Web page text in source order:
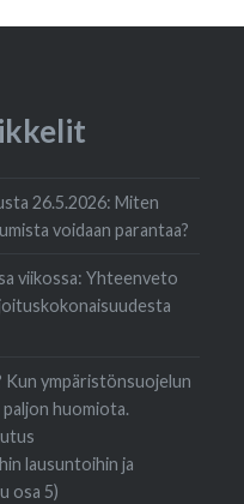
26.5.2026: Miten
voidaan parantaa?
viikossa: Yhteenveto
Kun ympäristönsuojelun
huomiota.
lausuntoihin ja
osa 5)